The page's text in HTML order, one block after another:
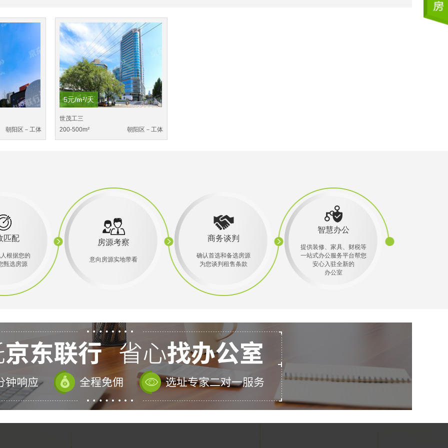
朝阳区－工体
5元/m²/天
世茂工三
200-500m²
朝阳区－工体
匹配
根据您的
甄选房源
房源考察
意向房源实地带看
商务谈判
确认首选和备选房源
为您谈判租售条款
智慧办公
提供装修、家具、财税等
一站式办公服务平台帮您
安心入驻全新的
办公室